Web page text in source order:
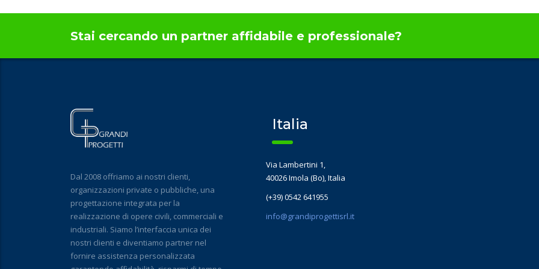
Stai cercando un partner affidabile e professionale?
Dal 2008 offriamo ai nostri clienti,
organizzazioni private o pubbliche, una
progettazione integrata per la
realizzazione di opere civili, commerciali e
industriali. Siamo l’interfaccia unica dei
nostri clienti e diventiamo partner nel
fornire assistenza personalizzata
Italia
Via Lambertini 1,
40026 Imola (Bo), Italia
(+39) 0542 641955
info@grandiprogettisrl.it